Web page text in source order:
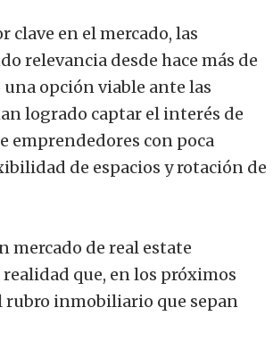
clave en el mercado, las
relevancia desde hace más de
opción viable ante las
logrado captar el interés de
emprendedores con poca
de espacios y rotación de
mercado de real estate
que, en los próximos
rubro inmobiliario que sepan